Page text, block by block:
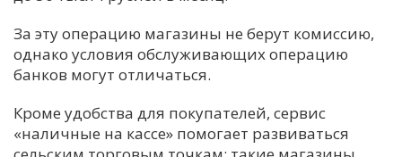
За эту операцию магазины не берут комиссию,
однако условия обслуживающих операцию
банков могут отличаться.
Кроме удобства для покупателей, сервис
«наличные на кассе» помогает развиваться